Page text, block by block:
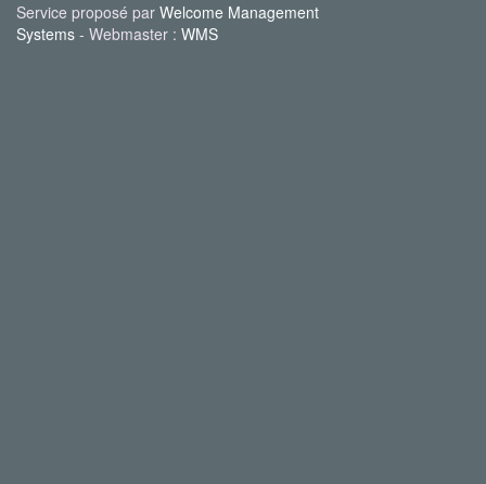
Service proposé par Welcome Management
Systems - Webmaster : WMS